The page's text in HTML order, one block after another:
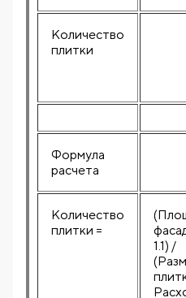
Количество
плитки
Формула
расчета
Количество
плитки =
1.1) /